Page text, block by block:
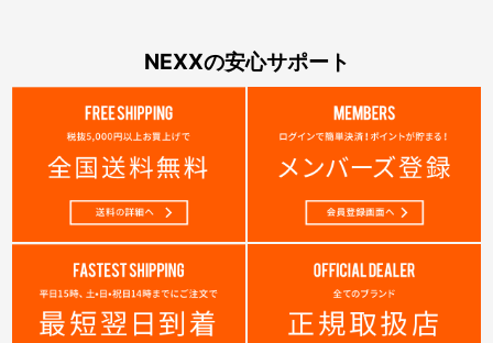
NEXXの安心サポート